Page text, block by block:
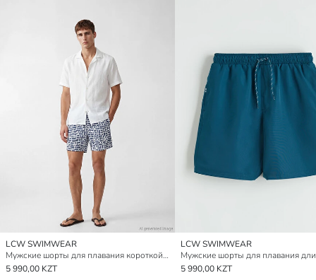
LCW SWIMWEAR
Мужские шорты для плавания короткой длины с узором
5 990,00 KZT
LCW SWIMWEAR
5 990,00 KZT